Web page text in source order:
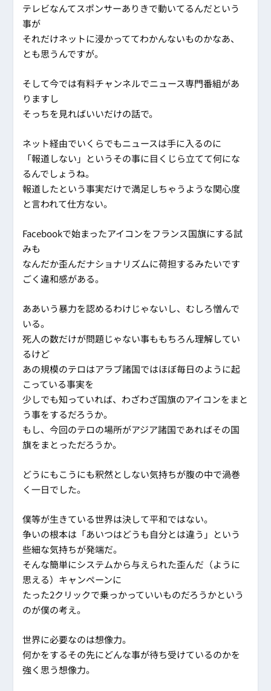
テレビなんてスポンサーありきで動いてるんだという
事が
それだけネットに浸かっててわかんないものかなあ、
とも思うんですが。
そして今では有料チャンネルでニュース専門番組があ
りますし
そっちを見ればいいだけの話で。
ネット経由でいくらでもニュースは手に入るのに
「報道しない」というその事に目くじら立てて何にな
るんでしょうね。
報道したという事実だけで満足しちゃうような関心度
と言われて仕方ない。
Facebookで始まったアイコンをフランス国旗にする試
みも
なんだか歪んだナショナリズムに荷担するみたいです
ごく違和感がある。
ああいう暴力を認めるわけじゃないし、むしろ憎んで
いる。
死人の数だけが問題じゃない事ももちろん理解してい
るけど
あの規模のテロはアラブ諸国ではほぼ毎日のように起
こっている事実を
少しでも知っていれば、わざわざ国旗のアイコンをまと
う事をするだろうか。
もし、今回のテロの場所がアジア諸国であればその国
旗をまとっただろうか。
どうにもこうにも釈然としない気持ちが腹の中で渦巻
く一日でした。
僕等が生きている世界は決して平和ではない。
争いの根本は「あいつはどうも自分とは違う」という
些細な気持ちが発端だ。
そんな簡単にシステムから与えられた歪んだ（ように
思える）キャンペーンに
たった2クリックで乗っかっていいものだろうかという
のが僕の考え。
世界に必要なのは想像力。
何かをするその先にどんな事が待ち受けているのかを
強く思う想像力。